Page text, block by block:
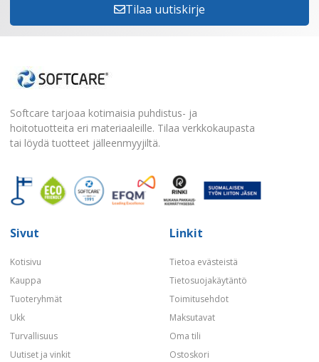
Tilaa uutiskirje
Softcare tarjoaa kotimaisia puhdistus- ja
hoitotuotteita eri materiaaleille. Tilaa verkkokaupasta
tai löydä tuotteet jälleenmyyjiltä.
Sivut
Kotisivu
Kauppa
Tuoteryhmät
Ukk
Turvallisuus
Uutiset ja vinkit
Linkit
Tietoa evästeistä
Tietosuojakäytäntö
Toimitusehdot
Maksutavat
Oma tili
Ostoskori